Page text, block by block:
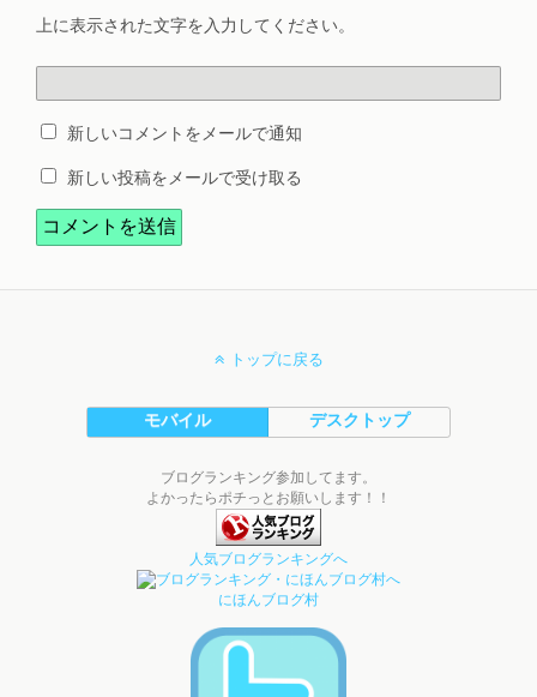
上に表示された文字を入力してください。
新しいコメントをメールで通知
新しい投稿をメールで受け取る
トップに戻る
モバイル デスクトップ
ブログランキング参加してます。
よかったらポチっとお願いします！！
人気ブログランキングへ
にほんブログ村